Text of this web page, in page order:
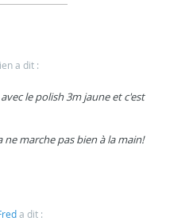
a dit :
le polish 3m jaune et c'est
marche pas bien à la main!
a dit :